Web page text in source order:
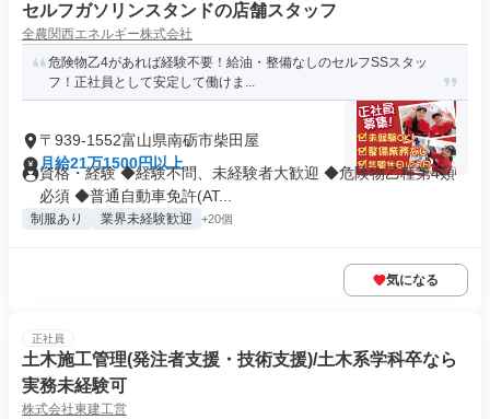
セルフガソリンスタンドの店舗スタッフ
全農関西エネルギー株式会社
危険物乙4があれば経験不要！給油・整備なしのセルフSSスタッ
フ！正社員として安定して働けま...
〒939-1552富山県南砺市柴田屋
月給21万1500円以上
資格・経験 ◆経験不問、未経験者大歓迎 ◆危険物乙種第4類
必須 ◆普通自動車免許(AT...
制服あり 業界未経験歓迎 +20個
気になる
正社員
土木施工管理(発注者支援・技術支援)/土木系学科卒なら
実務未経験可
株式会社東建工営